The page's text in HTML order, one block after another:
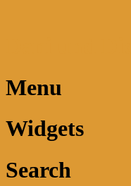
Menu
Widgets
Search